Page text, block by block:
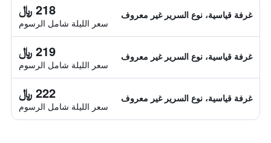
غرفة قياسية، نوع السرير غير معروف 218 ﷼
سعر الليلة شامل الرسوم
غرفة قياسية، نوع السرير غير معروف 219 ﷼
سعر الليلة شامل الرسوم
غرفة قياسية، نوع السرير غير معروف 222 ﷼
سعر الليلة شامل الرسوم